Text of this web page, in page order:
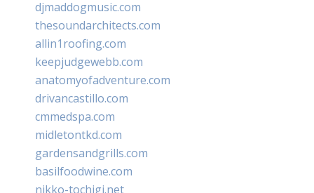
djmaddogmusic.com
thesoundarchitects.com
allin1roofing.com
keepjudgewebb.com
anatomyofadventure.com
drivancastillo.com
cmmedspa.com
midletontkd.com
gardensandgrills.com
basilfoodwine.com
nikko-tochigi.net